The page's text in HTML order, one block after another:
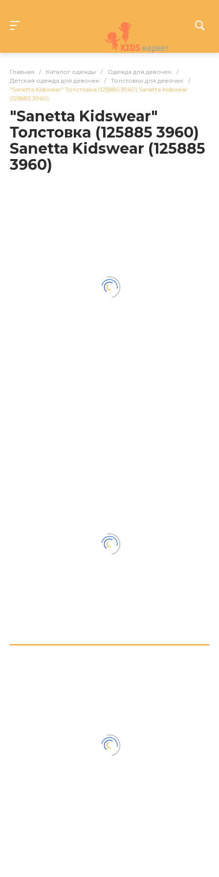
Главная / Каталог одежды / Одежда для девочек
/
Детская одежда для девочек
/ Толстовки для девочек
/
"Sanetta Kidswear" Толстовка (125885 3960) Sanetta Kidswear
(125885 3960)
"Sanetta Kidswear"
Толстовка (125885 3960)
Sanetta Kidswear (125885
3960)